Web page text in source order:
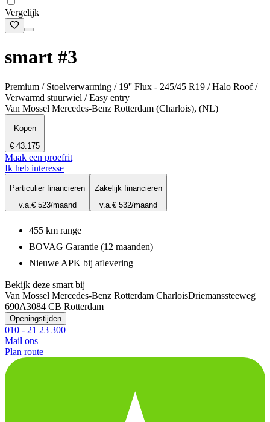
Vergelijk
smart #3
Premium / Stoelverwarming / 19'' Flux - 245/45 R19 / Halo Roof /
Verwarmd stuurwiel / Easy entry
Van Mossel Mercedes-Benz Rotterdam (Charlois), (NL)
Kopen
€ 43.175
Maak een proefrit
Ik heb interesse
Particulier financieren
v.a.€ 523/maand
Zakelijk financieren
v.a.€ 532/maand
455 km range
BOVAG Garantie (12 maanden)
Nieuwe APK bij aflevering
Bekijk deze smart bij
Van Mossel Mercedes-Benz Rotterdam CharloisDriemanssteeweg
690A3084 CB Rotterdam
Openingstijden
010 - 21 23 300
Mail ons
Plan route